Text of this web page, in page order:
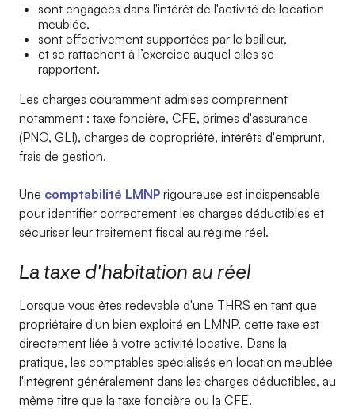
sont engagées dans l'intérêt de l'activité de location
meublée,
sont effectivement supportées par le bailleur,
et se rattachent à l’exercice auquel elles se
rapportent.
Les charges couramment admises comprennent
notamment : taxe foncière, CFE, primes d'assurance
(PNO, GLI), charges de copropriété, intérêts d'emprunt,
frais de gestion.
Une comptabilité LMNP rigoureuse est indispensable
pour identifier correctement les charges déductibles et
sécuriser leur traitement fiscal au régime réel.
La taxe d'habitation au réel
Lorsque vous êtes redevable d'une THRS en tant que
propriétaire d'un bien exploité en LMNP, cette taxe est
directement liée à votre activité locative. Dans la
pratique, les comptables spécialisés en location meublée
l'intègrent généralement dans les charges déductibles, au
même titre que la taxe foncière ou la CFE.